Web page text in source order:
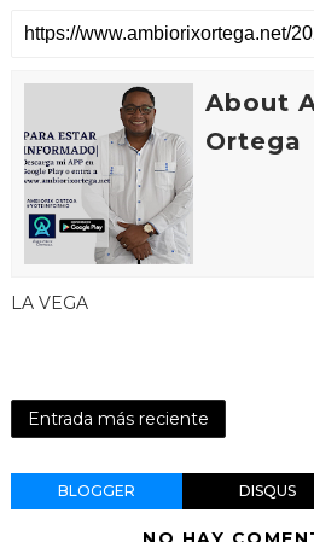
About
Ortega
LA VEGA
Entrada más reciente
BLOGGER DISQUS